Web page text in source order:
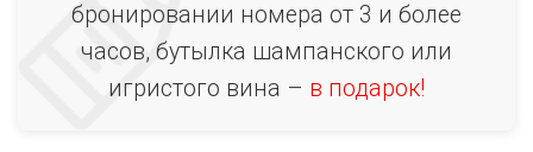
бронировании номера от 3 и более
часов, бутылка шампанского или
игристого вина – в подарок!